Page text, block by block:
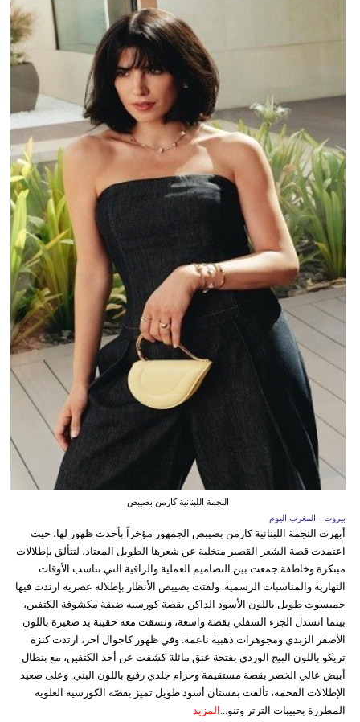
النجمة اللبنانية كارمن بصيبص
بيروت - المغرب اليوم
أبهرت النجمة اللبنانية كارمن بصيبص الجمهور مؤخراً بأحدث ظهور لها، حيث
اعتمدت قصة الشعر القصير متخلية عن شعرها الطويل المعتاد، لتتألق بإطلالات
مبتكرة وخاطفة جمعت بين التصاميم العملية والراقية التي تناسب الأوقات
النهارية والمناسبات الرسمية. ولفتت بصيبص الأنظار بإطلالة عصرية ارتدت فيها
جمبسوت طويل باللون الأسود الداكن بقصة كورسيه ضيقة مكشوفة الكتفين،
بينما انسدل الجزء السفلي بقصة واسعة، ونسقت معه حقيبة يد صغيرة باللون
الأصفر الزبدي ومجوهرات ذهبية ناعمة. وفي ظهور كاجوال آخر، ارتدت كنزة
تريكو باللون البيج الوردي بفتحة عنق مائلة كشفت عن أحد الكتفين، مع بنطال
أبيض عالي الخصر بقصة مستقيمة وحزام جلدي رفيع باللون البني. وعلى صعيد
الإطلالات الفخمة، تألقت بفستان أسود طويل تميز بقصّة الكورسيه العلوية
المطرزة بحبيبات الترتر وتنو... المزيد